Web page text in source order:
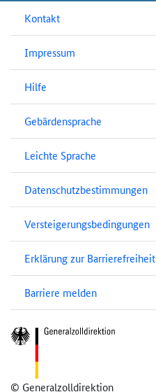
Kontakt
Impressum
Hilfe
Gebärdensprache
Leichte Sprache
Datenschutzbestimmungen
Versteigerungsbedingungen
Erklärung zur Barrierefreiheit
Barriere melden
© Generalzolldirektion